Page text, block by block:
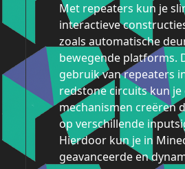
Met repeaters kun je
interactieve
zoals automatische
bewegende platforms.
gebruik van repeaters
redstone circuits kun je
mechanismen creëren
op verschillende
Hierdoor kun je in
geavanceerde en